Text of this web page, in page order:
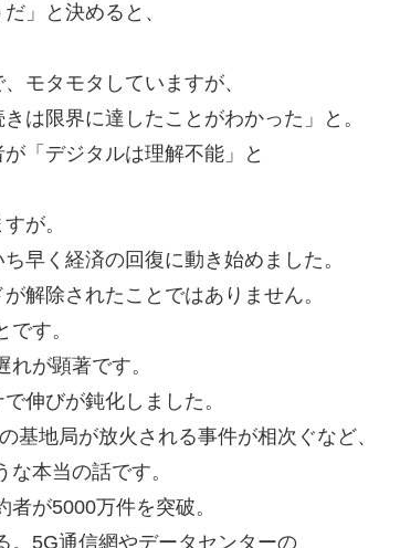
」と決めると、
モタモタしていますが、
は限界に達したことがわかった」と。
「デジタルは理解不能」と
が。
早く経済の回復に動き始めました。
解除されたことではありません。
す。
が顕著です。
伸びが鈍化しました。
基地局が放火される事件が相次ぐなど、
本当の話です。
が5000万件を突破。
。5G通信網やデータセンターの